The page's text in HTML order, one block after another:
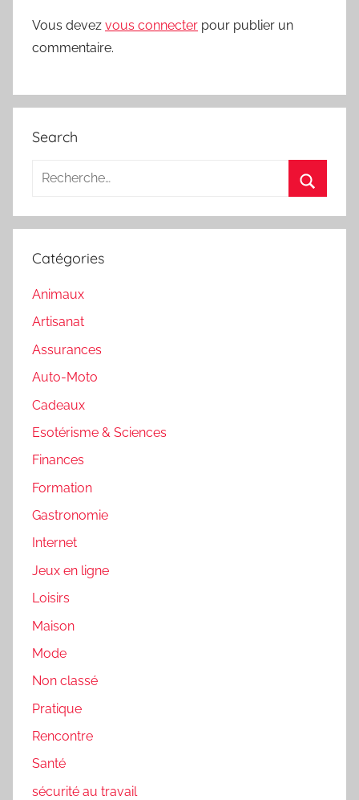
Vous devez vous connecter pour publier un
commentaire.
Search
Recherche
:
Catégories
Animaux
Artisanat
Assurances
Auto-Moto
Cadeaux
Esotérisme & Sciences
Finances
Formation
Gastronomie
Internet
Jeux en ligne
Loisirs
Maison
Mode
Non classé
Pratique
Rencontre
Santé
sécurité au travail